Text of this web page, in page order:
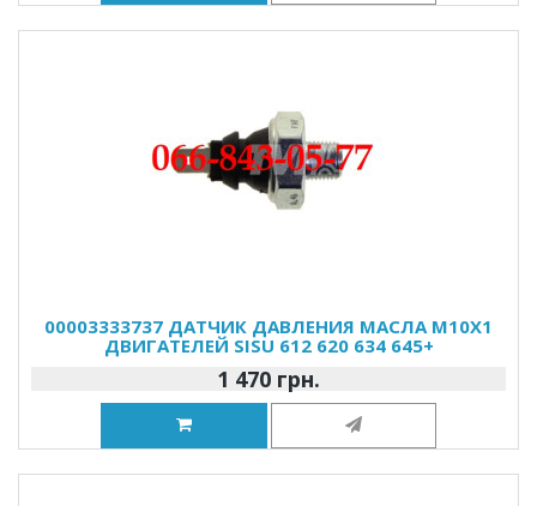
00003333737 ДАТЧИК ДАВЛЕНИЯ МАСЛА M10X1
ДВИГАТЕЛЕЙ SISU 612 620 634 645+
1 470 грн.